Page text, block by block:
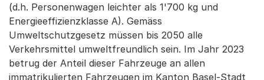
(d.h. Personenwagen leichter als 1'700 kg und
Energieeffizienzklasse A). Gemäss
Umweltschutzgesetz müssen bis 2050 alle
Verkehrsmittel umweltfreundlich sein. Im Jahr 2023
betrug der Anteil dieser Fahrzeuge an allen
immatrikulierten Fahrzeugen im Kanton Basel-Stadt